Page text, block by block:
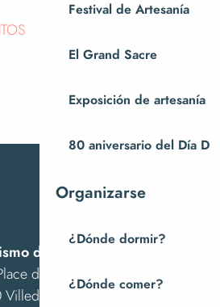
Festival de Artesanía
El Grand Sacre
Exposición de artesanía
80 aniversario del Día D
Organizarse
¿Dónde dormir?
¿Dónde comer?
de Villedieu Intercom
des Costils
les-Poêles